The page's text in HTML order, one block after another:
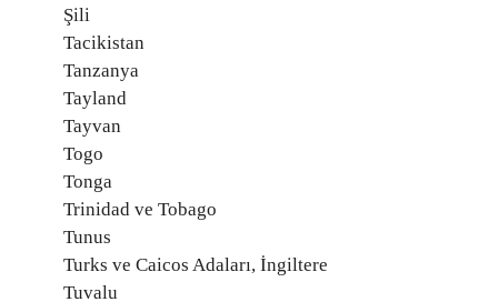
Şili
Tacikistan
Tanzanya
Tayland
Tayvan
Togo
Tonga
Trinidad ve Tobago
Tunus
Turks ve Caicos Adaları, İngiltere
Tuvalu